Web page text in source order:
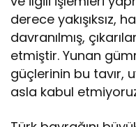
derece yakışıksız,
davranılmış,
etmiştir. Yunan
güçlerinin bu tavır,
asla kabul